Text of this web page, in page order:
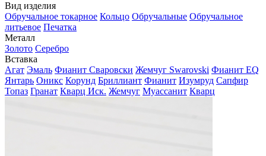
Вид изделия
Обручальное токарное Кольцо Обручальные Обручальное
литьевое Печатка
Металл
Золото Серебро
Вставка
Агат Эмаль Фианит Сваровски Жемчуг Swarovski Фианит EQ
Янтарь Оникс Корунд Бриллиант Фианит Изумруд Сапфир
Топаз Гранат Кварц Иск. Жемчуг Муассанит Кварц